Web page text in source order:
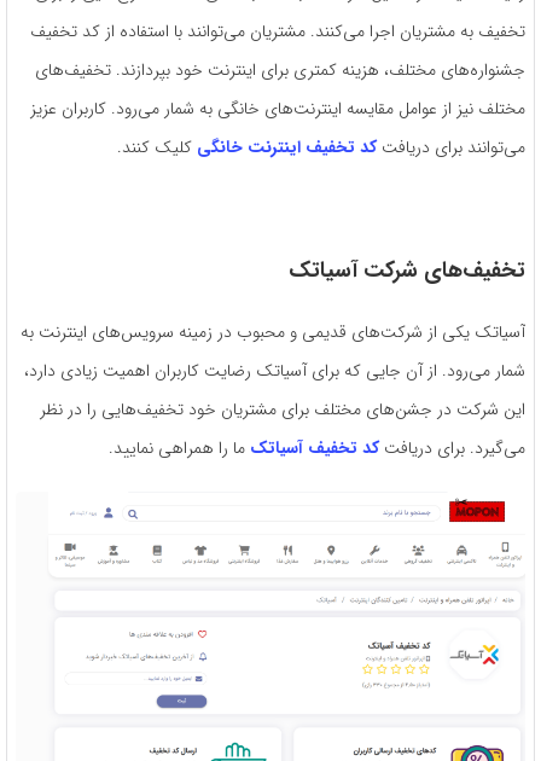
تخفیف به مشتریان اجرا می‌کنند. مشتریان می‌توانند با استفاده از کد تخفیف
جشنواره‌های مختلف، هزینه کمتری برای اینترنت خود بپردازند. تخفیف‌های
مختلف نیز از عوامل مقایسه اینترنت‌های خانگی به شمار می‌رود. کاربران عزیز
می‌توانند برای دریافتکد تخفیف اینترنت خانگی کلیک کنند.
تخفیف‌های شرکت آسیاتک
آسیاتک یکی از شرکت‌های قدیمی و محبوب در زمینه سرویس‌های اینترنت به
شمار می‌رود. از آن جایی که برای آسیاتک رضایت کاربران اهمیت زیادی دارد،
این شرکت در جشن‌های مختلف برای مشتریان خود تخفیف‌هایی را در نظر
می‌گیرد. برای دریافتکد تخفیف آسیاتک ما را همراهی نمایید.